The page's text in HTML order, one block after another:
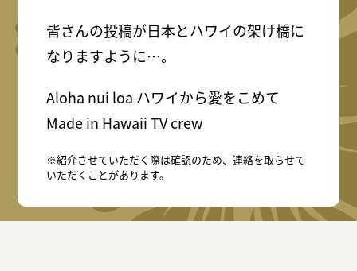
皆さんの投稿が日本とハワイの架け橋に
なりますように…。
Aloha nui loa ハワイから愛をこめて
Made in Hawaii TV crew
※紹介させていただく際は確認のため、連絡を取らせて
いただくことがあります。